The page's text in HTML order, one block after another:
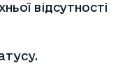
відсутності